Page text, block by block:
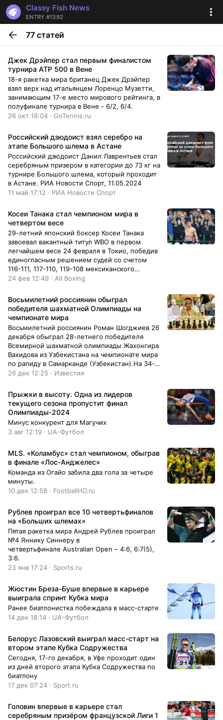
Classy Fish News
ENTRY #1392
77 статей
Джек Дрэйпер стал первым финалистом
турнира ATP 500 в Вене
18-я ракетка мира британец Джек Дрэйпер
взял верх над итальянцем Лоренцо Музетти,
занимающим 17-е место мирового рейтинга, в
полуфинале турнира в Вене - 6/2, 6/4.
26 окт 18:04 · GoTennis.ru
Российский дзюдоист взял серебро на
этапе Большого шлема в Астане
Российский дзюдоист Данил Лаврентьев стал
серебряным призером в категории до 73 кг на
турнире Большого шлема, который проходит
в Астане. РИА Новости Спорт, 11.05.2024
11 май 17:12 · РИА Новости Спорт
Косеи Танака стал чемпионом мира в
четвертом весе
29-летний японский боксер Косеи Танака
завоевал вакантный титул WBO в первом
легчайшем весе 24 февраля в Токио, победив
единогласным решением судей со счетом
116-111, 117-110, 119-108 мексиканского
боксера Кристиана Бакасегуа, и стал
категории. До этого Танака владел титулами
по версии WBO в минимальном, первом
наилегчайшем и наилегчайшем весах.
24 фев 12:49 · All Boxing
Восьмилетний россиянин обыграл
победителя шахматной Олимпиады на
чемпионате мира
Восьмилетний россиянин Роман Шогджиев 26
декабря обыграл 28-летнего победителя
Всемирной шахматной олимпиады Жахонгира
Вахидова из Узбекистана на чемпионате мира
по рапиду в Самарканде (Узбекистан).На 34-м
ходу Шогджиев, игравший черными фигурами,
делая разные ходы. Фатальным стал ход
белым конем на Н-3. После чего Шогджиев в
семь ходов довел партию до
победы.Чемпионат мира по рапиду и блицу
проходит с 26 по 30 декабря в Самарканде.
Призовой фонд турнира составляет $1 млн.
26 дек 12:25 · Известия
Прыжки в высоту. Одна из лидеров
текущего сезона пропустит финал
Олимпиады-2024
Минус конкурент для Магучих
3 авг 12:19 · UA-Футбол
MLS. «Коламбус» стал чемпионом, обыграв
в финале «Лос-Анджелес»
Команда из Огайо забила два гола за четыре
минуты.
10 дек 12:58 · FootballHD.ru
Рублев проиграл все 10 четвертьфиналов
на «Больших шлемах»
Пятая ракетка мира Андрей Рублев проиграл
№4 Яннику Синнеру в
четвертьфинале Australian Open – 4:6, 6:7(5),
3:6.
23 янв 17:24 · Sports.ru
Жюстин Бреза-Буше впервые в карьере
выиграла спринт Кубка мира
Ранее биатлонистка побеждала в масс-старте
14 дек 18:14 · UA-Футбол
Белорус Лазовский выиграл масс-старт на
втором этапе Кубка Содружества
Сегодня, 17-го декабря, в Уфе проходит один
из дней второго этапа Кубка Содружества по
биатлону
17 дек 07:24 · Sport.ru
Головин впервые в карьере стал
серебряным призёром французской Лиги 1